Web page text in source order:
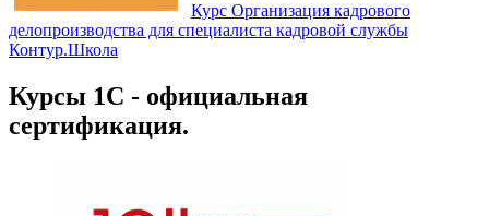
Курс Организация кадрового
делопроизводства для специалиста кадровой службы
Контур.Школа
Курсы 1С - официальная
сертификация.